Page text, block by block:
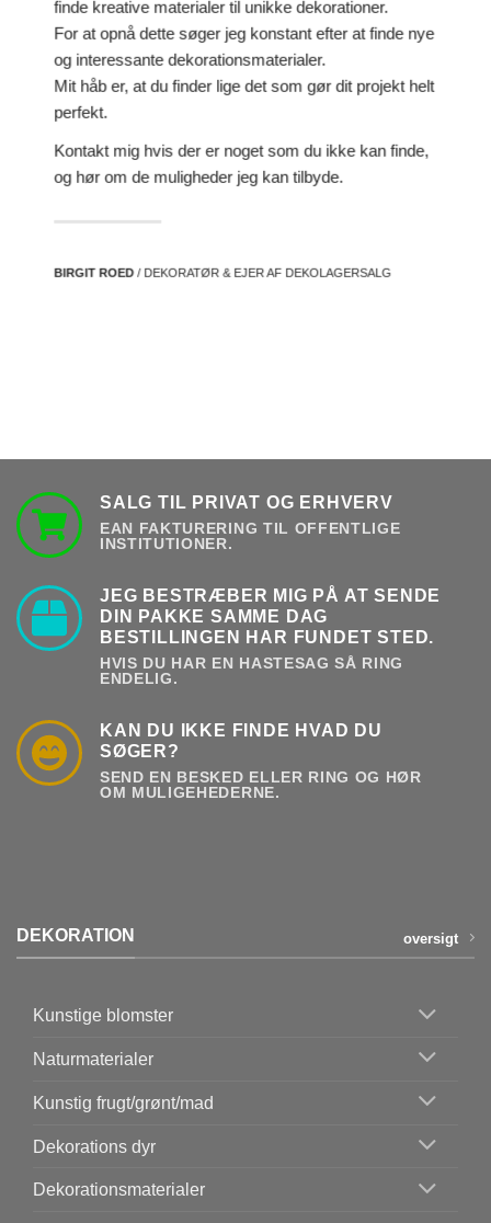
finde kreative materialer til unikke dekorationer.
For at opnå dette søger jeg konstant efter at finde nye
og interessante dekorationsmaterialer.
Mit håb er, at du finder lige det som gør dit projekt helt
perfekt.
Kontakt mig hvis der er noget som du ikke kan finde,
og hør om de muligheder jeg kan tilbyde.
BIRGIT ROED/ DEKORATØR & EJER AF DEKOLAGERSALG
SALG TIL PRIVAT OG ERHVERV
EAN FAKTURERING TIL OFFENTLIGE
INSTITUTIONER.
JEG BESTRÆBER MIG PÅ AT SENDE
DIN PAKKE SAMME DAG
BESTILLINGEN HAR FUNDET STED.
HVIS DU HAR EN HASTESAG SÅ RING
ENDELIG.
KAN DU IKKE FINDE HVAD DU
SØGER?
SEND EN BESKED ELLER RING OG HØR
OM MULIGEHEDERNE.
DEKORATION oversigt
Kunstige blomster
Naturmaterialer
Kunstig frugt/grønt/mad
Dekorations dyr
Dekorationsmaterialer